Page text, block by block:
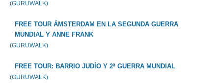
(GURUWALK)
FREE TOUR ÁMSTERDAM EN LA SEGUNDA GUERRA
MUNDIAL Y ANNE FRANK
(GURUWALK)
FREE TOUR: BARRIO JUDÍO Y 2ª GUERRA MUNDIAL
(GURUWALK)